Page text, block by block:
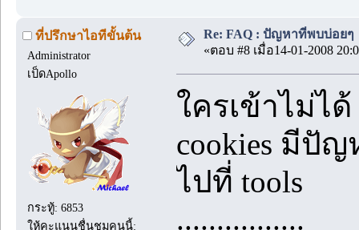
ที่ปรึกษาไอทีขั้นต้น
Administrator
เป็ดApollo
กระทู้: 6853
ให้คะแนนชื่นชมคนนี้:
Re: FAQ : ปัญหาที่พบบ่อยๆ
«ตอบ #8 เมื่อ14-01-2008
ใครเข้าไม่ไ
cookies มีปัญ
ไปที่ tools
................